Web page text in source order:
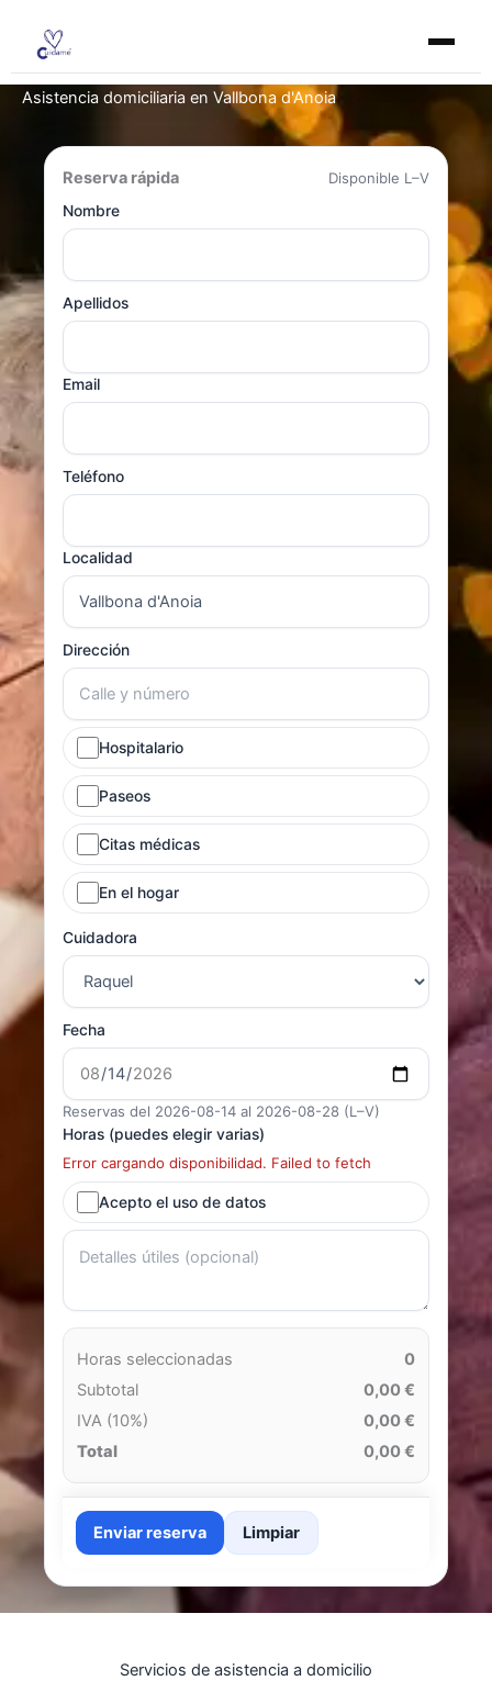
contenido
Asistencia domiciliaria en Vallbona d'Anoia
Reserva rápida
Disponible L–V
Nombre
Apellidos
Email
Teléfono
Localidad
Dirección
Hospitalario
Paseos
Citas médicas
En el hogar
Cuidadora
Fecha
Reservas del 2026-08-14 al 2026-08-28 (L–V)
Horas (puedes elegir varias)
Error cargando disponibilidad. Failed to fetch
Acepto el uso de datos
Horas seleccionadas
0
Subtotal
0,00 €
IVA (10%)
0,00 €
Total
0,00 €
Enviar reserva Limpiar
Servicios de asistencia a domicilio